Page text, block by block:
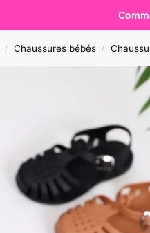
/ Chaussures bébés /